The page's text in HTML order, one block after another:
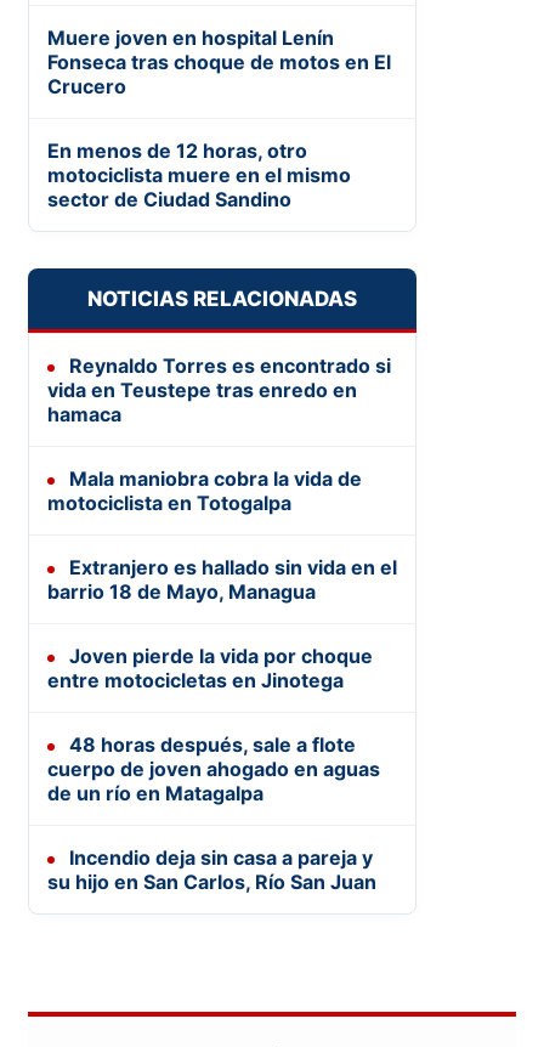
Muere joven en hospital Lenín
Fonseca tras choque de motos en El
Crucero
En menos de 12 horas, otro
motociclista muere en el mismo
sector de Ciudad Sandino
NOTICIAS RELACIONADAS
Reynaldo Torres es encontrado si
vida en Teustepe tras enredo en
hamaca
Mala maniobra cobra la vida de
motociclista en Totogalpa
Extranjero es hallado sin vida en el
barrio 18 de Mayo, Managua
Joven pierde la vida por choque
entre motocicletas en Jinotega
48 horas después, sale a flote
cuerpo de joven ahogado en aguas
de un río en Matagalpa
Incendio deja sin casa a pareja y
su hijo en San Carlos, Río San Juan